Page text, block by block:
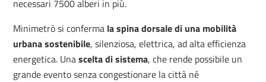
necessari 7500 alberi in più.
Minimetrò si conferma la spina dorsale di una mobilità
urbana sostenibile, silenziosa, elettrica, ad alta efficienza
energetica. Unascelta di sistema, che rende possibile un
grande evento senza congestionare la città né